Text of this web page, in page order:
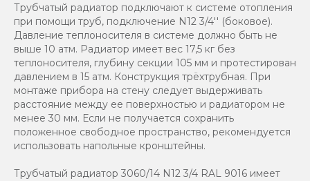
Трубчатый радиатор подключают к системе отопления
при помощи труб, подключение N12 3/4'' (боковое).
Давление теплоносителя в системе должно быть не
выше 10 атм. Радиатор имеет вес 17,5 кг без
теплоносителя, глубину секции 105 мм и протестирован
давлением в 15 атм. Конструкция трёхтрубная. При
монтаже прибора на стену следует выдерживать
расстояние между ее поверхностью и радиатором не
менее 30 мм. Если не получается сохранить
положенное свободное пространство, рекомендуется
использовать напольные кронштейны.
Трубчатый радиатор 3060/14 N12 3/4 RAL 9016 имеет